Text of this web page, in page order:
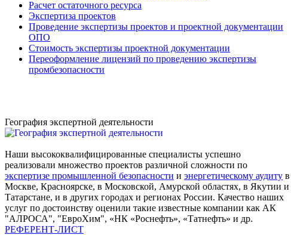
Расчет остаточного ресурса
Экспертиза проектов
Проведение экспертизы проектов и проектной документации
ОПО
Стоимость экспертизы проектной документации
Переоформление лицензий по проведению экспертизы
промбезопасности
География экспертной деятельности
Наши высококвалифицированные специалисты успешно
реализовали множество проектов различной сложности по
экспертизе промышленной безопасности и энергетическому аудиту в
Москве, Красноярске, в Московской, Амурской областях, в Якутии и
Татарстане, и в других городах и регионах России. Качество наших
услуг по достоинству оценили такие известные компании как АК
"АЛРОСА", "ЕвроХим", «НК «Роснефть», «Татнефть» и др.
РЕФЕРЕНТ-ЛИСТ